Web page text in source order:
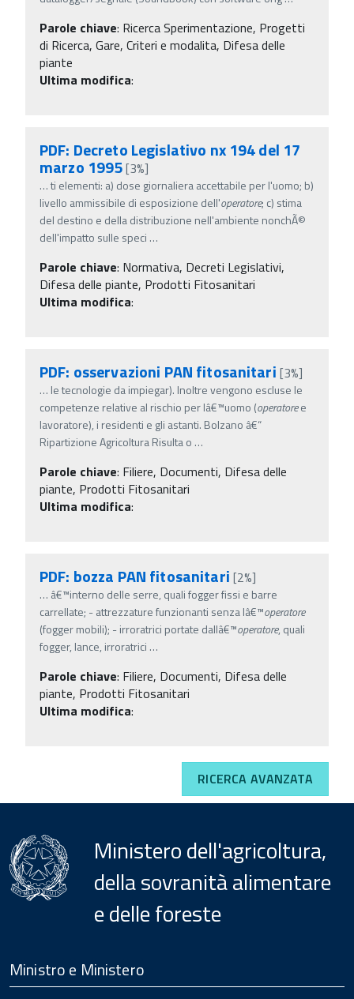
Parole chiave: Ricerca Sperimentazione, Progetti
di Ricerca, Gare, Criteri e modalita, Difesa delle
piante
Ultima modifica:
PDF: Decreto Legislativo nx 194 del 17
marzo 1995[3%]
…ti elementi: a) dose giornaliera accettabile per l'uomo; b)
livello ammissibile di esposizione dell'operatore; c) stima
del destino e della distribuzione nell'ambiente nonchÃ©
dell'impatto sulle speci …
Parole chiave: Normativa, Decreti Legislativi,
Difesa delle piante, Prodotti Fitosanitari
Ultima modifica:
PDF: osservazioni PAN fitosanitari [3%]
… le tecnologie da impiegar). Inoltre vengono escluse le
competenze relative al rischio per lâ€™uomo (operatoree
lavoratore), i residenti e gli astanti. Bolzano â€“
Ripartizione Agricoltura Risulta o …
Parole chiave: Filiere, Documenti, Difesa delle
piante, Prodotti Fitosanitari
Ultima modifica:
PDF: bozza PAN fitosanitari [2%]
… â€™interno delle serre, quali fogger fissi e barre
carrellate; - attrezzature funzionanti senza lâ€™operatore
(fogger mobili); - irroratrici portate dallâ€™operatore, quali
fogger, lance, irroratrici …
Parole chiave: Filiere, Documenti, Difesa delle
piante, Prodotti Fitosanitari
Ultima modifica:
RICERCA AVANZATA
Ministero dell'agricoltura,
della sovranità alimentare
e delle foreste
Footer
Ministro e Ministero